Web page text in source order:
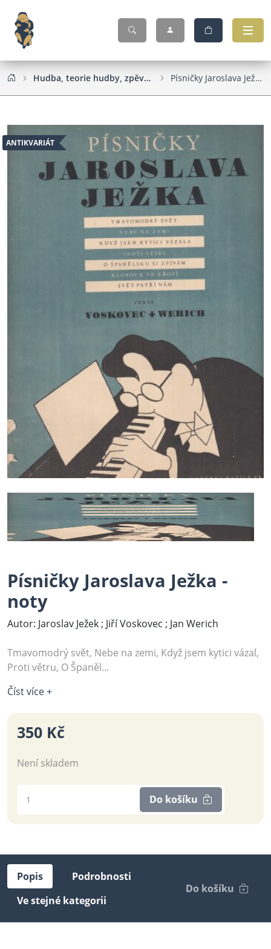
Hudba, teorie hudby, zpěvníky, noty Písničky Jaroslava Ježka - noty
ANTIKVARIÁT
Písničky Jaroslava Ježka -
noty
Autor: Jaroslav Ježek ; Jiří Voskovec ; Jan Werich
Tmavomodrý svět, Nebe na zemi, Když jsem kytici vázal,
Proti větru, O Španěl...
Číst více +
350 Kč
Není skladem
Do košíku
Popis
Podrobnosti
Ve stejné kategorii
Do košíku